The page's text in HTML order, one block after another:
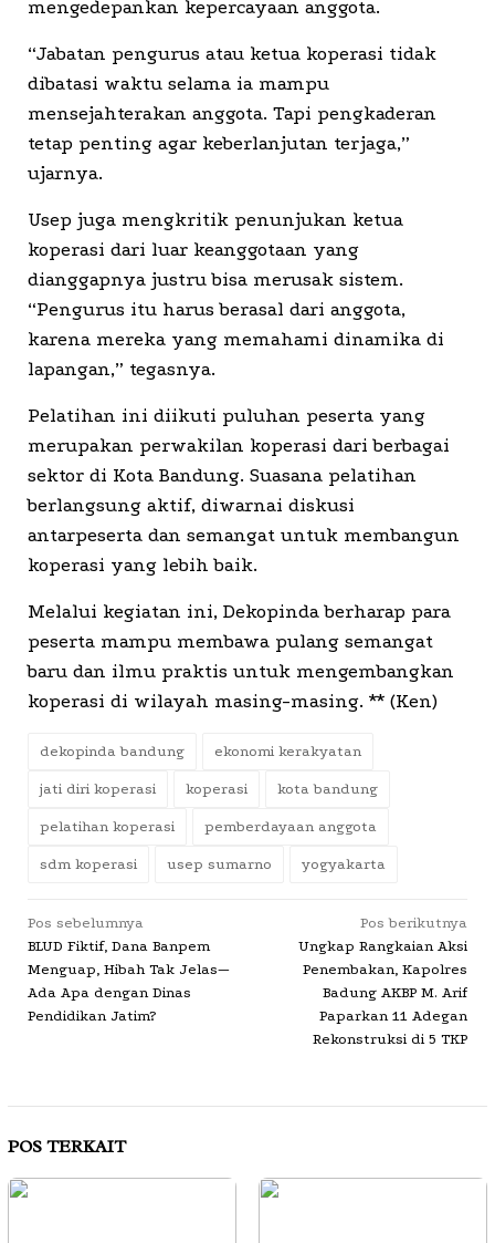
mengedepankan kepercayaan anggota.
“Jabatan pengurus atau ketua koperasi tidak
dibatasi waktu selama ia mampu
mensejahterakan anggota. Tapi pengkaderan
tetap penting agar keberlanjutan terjaga,”
ujarnya.
Usep juga mengkritik penunjukan ketua
koperasi dari luar keanggotaan yang
dianggapnya justru bisa merusak sistem.
“Pengurus itu harus berasal dari anggota,
karena mereka yang memahami dinamika di
lapangan,” tegasnya.
Pelatihan ini diikuti puluhan peserta yang
merupakan perwakilan koperasi dari berbagai
sektor di Kota Bandung. Suasana pelatihan
berlangsung aktif, diwarnai diskusi
antarpeserta dan semangat untuk membangun
koperasi yang lebih baik.
Melalui kegiatan ini, Dekopinda berharap para
peserta mampu membawa pulang semangat
baru dan ilmu praktis untuk mengembangkan
koperasi di wilayah masing-masing. ** (Ken)
dekopinda bandung ekonomi kerakyatan
jati diri koperasi koperasi kota bandung
pelatihan koperasi pemberdayaan anggota
sdm koperasi usep sumarno yogyakarta
Navigasi
pos
Pos sebelumnya
BLUD Fiktif, Dana Banpem
Menguap, Hibah Tak Jelas—
Ada Apa dengan Dinas
Pendidikan Jatim?
Pos berikutnya
Ungkap Rangkaian Aksi
Penembakan, Kapolres
Badung AKBP M. Arif
Paparkan 11 Adegan
Rekonstruksi di 5 TKP
POS TERKAIT